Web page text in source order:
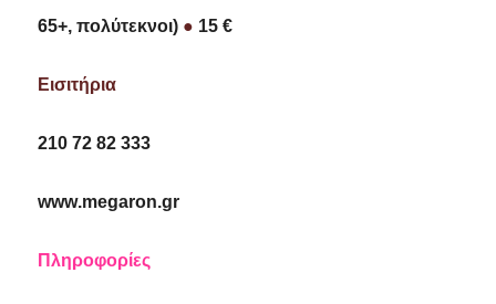
65+, πολύτεκνοι) ● 15 €
Eισιτήρια
210 72 82 333
www.megaron.gr
Πληροφορίες